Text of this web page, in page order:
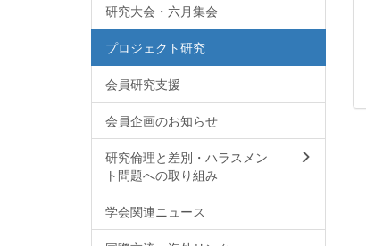
研究大会・六月集会
プロジェクト研究
会員研究支援
会員企画のお知らせ
研究倫理と差別・ハラスメン
ト問題への取り組み
学会関連ニュース